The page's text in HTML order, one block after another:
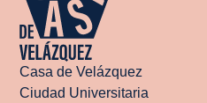
Casa de Velázquez
Ciudad Universitaria